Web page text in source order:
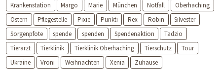
Krankenstation
Margo Marie München Notfall
Oberhaching
Ostern
Pflegestelle Pixie Punkti Rex Robin
Silvester
Sorgenpfote
spende spenden Spendenaktion
Tadzio
Tierarzt
Tierklinik Tierklinik Oberhaching Tierschutz
Tour
Ukraine
Vroni Weihnachten Xenia Zuhause